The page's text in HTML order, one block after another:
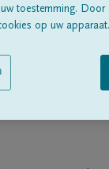
toestemming.
op uw